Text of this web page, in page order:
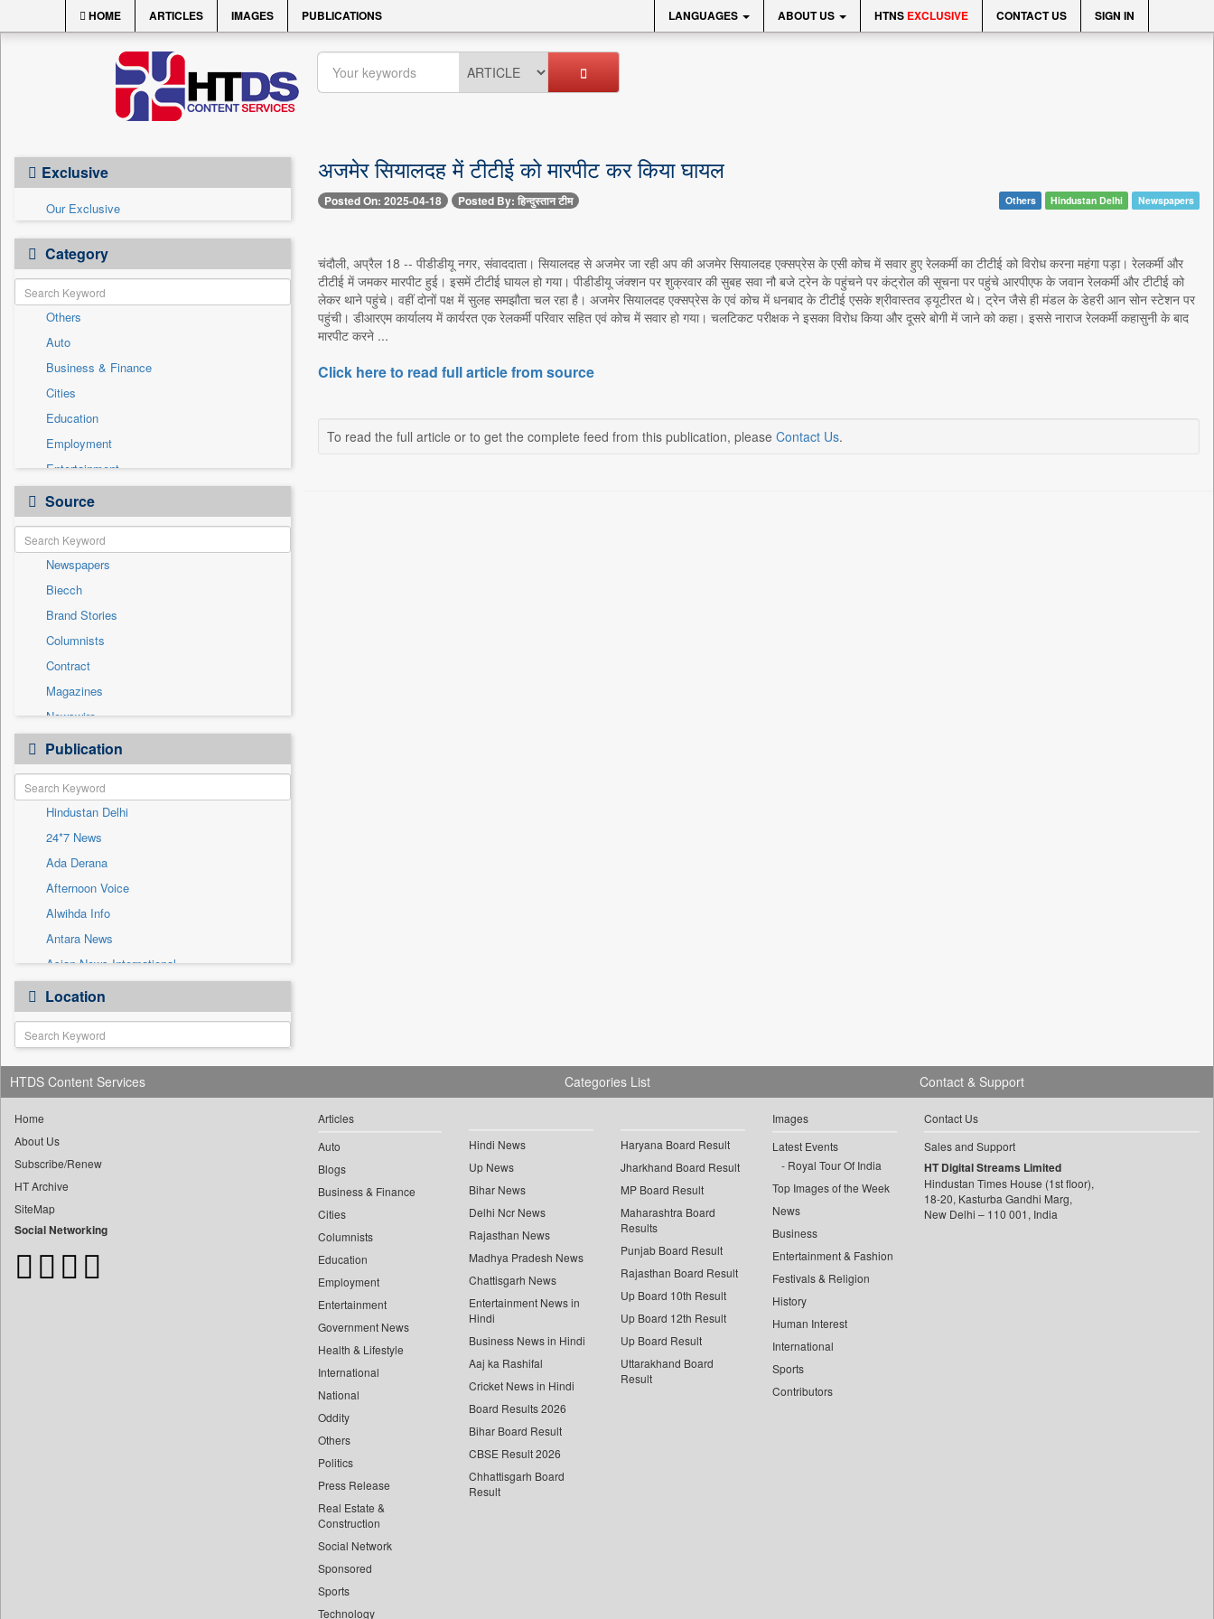
HOME ARTICLES IMAGES PUBLICATIONS LANGUAGES ABOUT US HTNS EXCLUSIVE CONTACT US SIGN IN
Exclusive
Our Exclusive
Category
Others
Auto
Business & Finance
Cities
Education
Employment
Entertainment
General News
Government News
Health & Lifestyle
International
National
Politics
Press Release
Real Estate & Construction
Sports
Technology
Travel
Source
Newspapers
Biecch
Brand Stories
Columnists
Contract
Magazines
Newswire
Online News
Patentwipo
Press Release
Sec
Solicitation
Publication
Hindustan Delhi
24*7 News
Ada Derana
Afternoon Voice
Alwihda Info
Antara News
Asian News International
Astro Devam
Australian Government News
Autox
Bis Research
Bana Africa Gossips
Bang Gaming
Bang Showbiz
Bang Tech
Bangladesh Business News
Location
अजमेर सियालदह में टीटीई को मारपीट कर किया घायल
Posted On: 2025-04-18 Posted By: हिन्दुस्तान टीम Others Hindustan Delhi Newspapers
चंदौली, अप्रैल 18 -- पीडीडीयू नगर, संवाददाता। सियालदह से अजमेर जा रही अप की अजमेर सियालदह एक्सप्रेस के एसी कोच में सवार हुए रेलकर्मी का टीटीई को विरोध करना महंगा पड़ा। रेलकर्मी और
टीटीई में जमकर मारपीट हुई। इसमें टीटीई घायल हो गया। पीडीडीयू जंक्शन पर शुक्रवार की सुबह सवा नौ बजे ट्रेन के पहुंचने पर कंट्रोल की सूचना पर पहुंचे आरपीएफ के जवान रेलकर्मी और टीटीई को
लेकर थाने पहुंचे। वहीं दोनों पक्ष में सुलह समझौता चल रहा है। अजमेर सियालदह एक्सप्रेस के एवं कोच में धनबाद के टीटीई एसके श्रीवास्तव ड्यूटीरत थे। ट्रेन जैसे ही मंडल के डेहरी आन सोन स्टेशन पर
पहुंची। डीआरएम कार्यालय में कार्यरत एक रेलकर्मी परिवार सहित एवं कोच में सवार हो गया। चलटिकट परीक्षक ने इसका विरोध किया और दूसरे बोगी में जाने को कहा। इससे नाराज रेलकर्मी कहासुनी के बाद
मारपीट करने ...
Click here to read full article from source
To read the full article or to get the complete feed from this publication, please Contact Us.
HTDS Content Services
Home
About Us
Subscribe/Renew
HT Archive
SiteMap
Social Networking
Categories List
Articles
Auto
Blogs
Business & Finance
Cities
Columnists
Education
Employment
Entertainment
Government News
Health & Lifestyle
International
National
Oddity
Others
Politics
Press Release
Real Estate &
Construction
Social Network
Sponsored
Sports
Technology
Hindi News
Up News
Bihar News
Delhi Ncr News
Rajasthan News
Madhya Pradesh News
Chattisgarh News
Entertainment News in
Hindi
Business News in Hindi
Aaj ka Rashifal
Cricket News in Hindi
Board Results 2026
Bihar Board Result
CBSE Result 2026
Chhattisgarh Board
Result
Haryana Board Result
Jharkhand Board Result
MP Board Result
Maharashtra Board
Results
Punjab Board Result
Rajasthan Board Result
Up Board 10th Result
Up Board 12th Result
Up Board Result
Uttarakhand Board
Result
Images
Latest Events
Royal Tour Of India
Top Images of the Week
News
Business
Entertainment & Fashion
Festivals & Religion
History
Human Interest
International
Sports
Contributors
Contact & Support
Contact Us
Sales and Support
HT Digital Streams Limited
Hindustan Times House (1st floor),
18-20, Kasturba Gandhi Marg,
New Delhi – 110 001, India